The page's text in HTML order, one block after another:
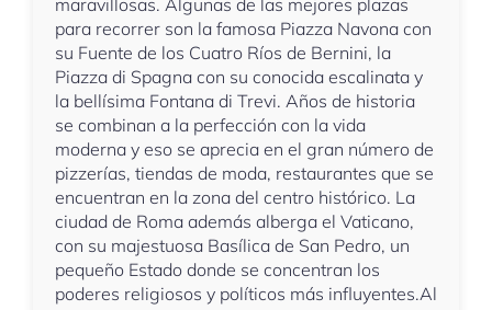
para recorrer son la famosa Piazza Navona con
su Fuente de los Cuatro Ríos de Bernini, la
Piazza di Spagna con su conocida escalinata y
la bellísima Fontana di Trevi. Años de historia
se combinan a la perfección con la vida
moderna y eso se aprecia en el gran número de
pizzerías, tiendas de moda, restaurantes que se
encuentran en la zona del centro histórico. La
ciudad de Roma además alberga el Vaticano,
con su majestuosa Basílica de San Pedro, un
pequeño Estado donde se concentran los
poderes religiosos y políticos más influyentes.Al